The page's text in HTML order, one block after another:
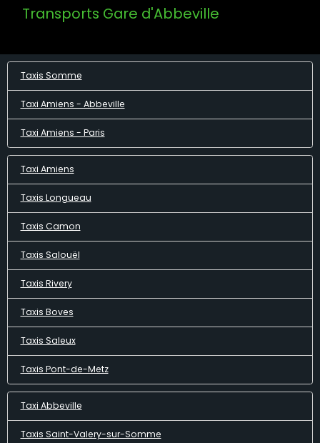
Transports Gare d'Abbeville
Taxis Somme
Taxi Amiens - Abbeville
Taxi Amiens - Paris
Taxi Amiens
Taxis Longueau
Taxis Camon
Taxis Salouël
Taxis Rivery
Taxis Boves
Taxis Saleux
Taxis Pont-de-Metz
Taxi Abbeville
Taxis Saint-Valery-sur-Somme